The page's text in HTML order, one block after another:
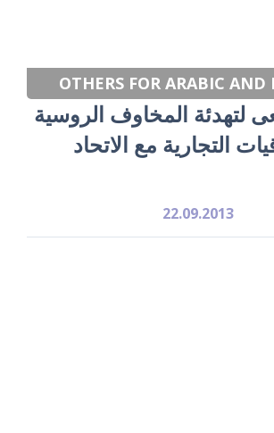
OTHERS FOR ARABIC AND
لتهدئة المخاوف الروسية
التجارية مع الاتحاد
22.09.2013